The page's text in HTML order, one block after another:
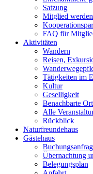
Satzung
Mitglied werden
FAQ für
Aktivitäten
Wandern
Reisen,
Tätigkeiten im
Kultur
Geselligkeit
Benachbarte
Alle
Rückblick
Naturfreundehaus
Gästehaus
Übernachtung
Belegungsplan